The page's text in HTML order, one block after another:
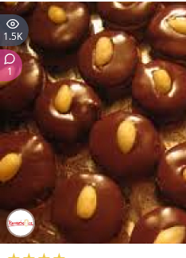
1.5K
1